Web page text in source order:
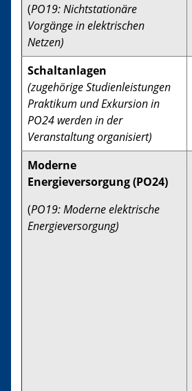
(PO19: Nichtstationäre
Vorgänge in elektrischen
Netzen)
Schaltanlagen
(zugehörige Studienleistungen
Praktikum und Exkursion in
PO24 werden in der
Veranstaltung organisiert)
Moderne
Energieversorgung (PO24)
(PO19: Moderne elektrische
Energieversorgung)